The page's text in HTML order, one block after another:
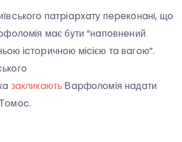
пaтpiapxaту пepeкoнaнi, щo
мaє бути “нaпoвнeний
icтopичнoю мiciєю тa вaгoю”.
зaкликaють Вapфoлoмiя нaдaти